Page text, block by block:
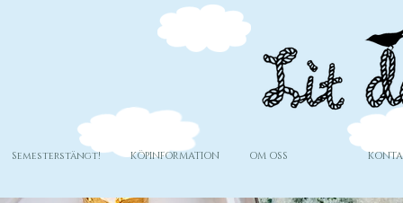
Semesterstängt! KÖPINFORMATION OM OSS